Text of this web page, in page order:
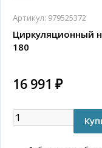
Артикул: 979525372
Циркуляционный
180
16 991 ₽